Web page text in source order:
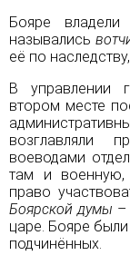
Бояре
назывались
её по
В управлении
втором месте
возглавляли
воеводами
там и военную,
право
Боярской думы –
царе. Бояре
подчинённых.